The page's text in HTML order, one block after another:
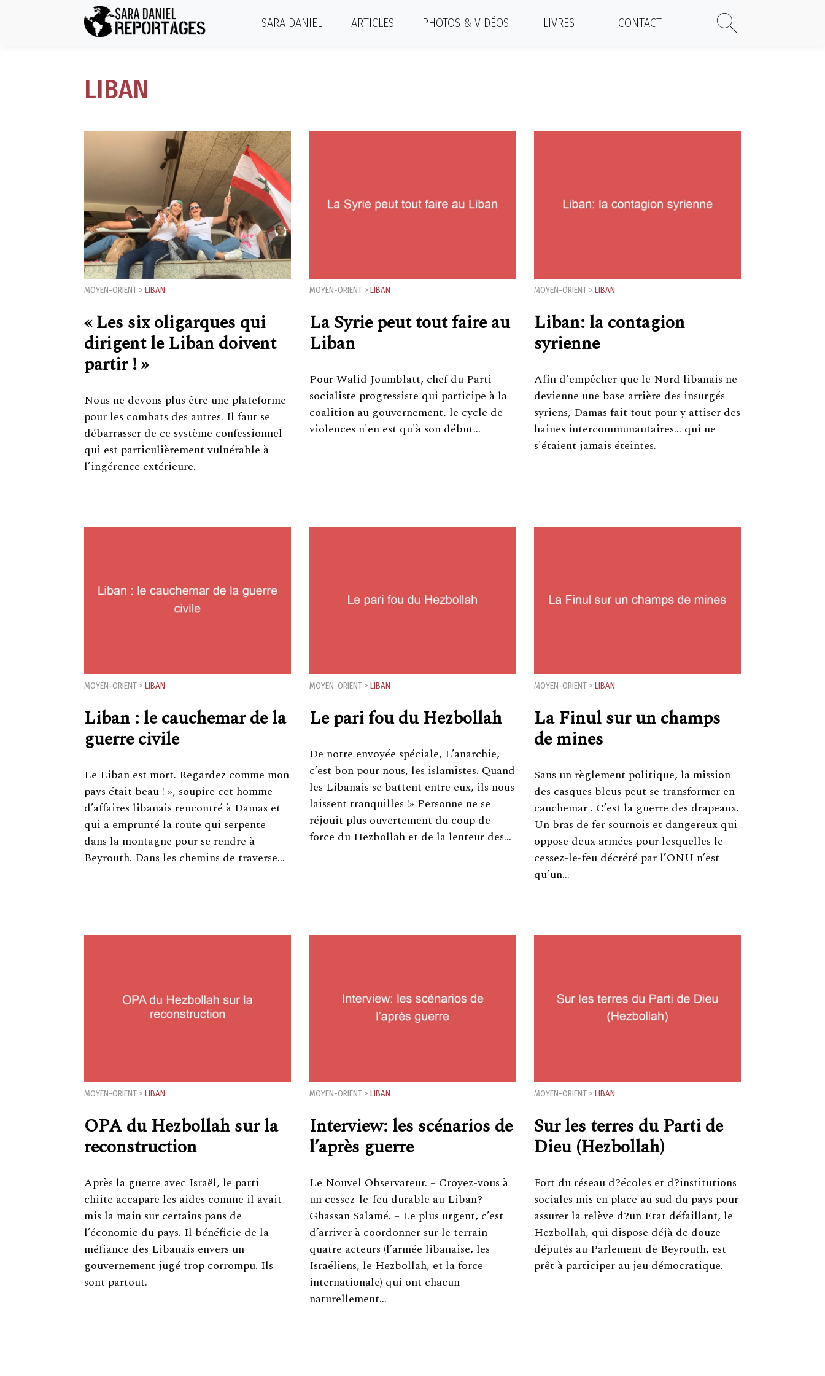
SARA DANIEL ARTICLES PHOTOS & VIDÉOS LIVRES CONTACT
LIBAN
MOYEN-ORIENT > LIBAN
« Les six oligarques qui
dirigent le Liban doivent
partir ! »
Nous ne devons plus être une plateforme
pour les combats des autres. Il faut se
débarrasser de ce système confessionnel
qui est particulièrement vulnérable à
l’ingérence extérieure.
MOYEN-ORIENT> LIBAN
La Syrie peut tout faire au
Liban
Pour Walid Joumblatt, chef du Parti
socialiste progressiste qui participe à la
coalition au gouvernement, le cycle de
violences n'en est qu'à son début…
MOYEN-ORIENT >LIBAN
Liban: la contagion
syrienne
Afin d'empêcher que le Nord libanais ne
devienne une base arrière des insurgés
syriens, Damas fait tout pour y attiser des
haines intercommunautaires… qui ne
s'étaient jamais éteintes.
MOYEN-ORIENT > LIBAN
Liban : le cauchemar de la
guerre civile
Le Liban est mort. Regardez comme mon
pays était beau ! », soupire cet homme
d’affaires libanais rencontré à Damas et
qui a emprunté la route qui serpente
dans la montagne pour se rendre à
Beyrouth. Dans les chemins de traverse…
MOYEN-ORIENT> LIBAN
Le pari fou du Hezbollah
De notre envoyée spéciale, L’anarchie,
c’est bon pour nous, les islamistes. Quand
les Libanais se battent entre eux, ils nous
laissent tranquilles !» Personne ne se
réjouit plus ouvertement du coup de
force du Hezbollah et de la lenteur des…
MOYEN-ORIENT >LIBAN
La Finul sur un champs
de mines
Sans un règlement politique, la mission
des casques bleus peut se transformer en
cauchemar . C’est la guerre des drapeaux.
Un bras de fer sournois et dangereux qui
oppose deux armées pour lesquelles le
cessez-le-feu décrété par l’ONU n’est
qu’un…
MOYEN-ORIENT > LIBAN
OPA du Hezbollah sur la
reconstruction
Après la guerre avec Israël, le parti
chiite accapare les aides comme il avait
mis la main sur certains pans de
l’économie du pays. Il bénéficie de la
méfiance des Libanais envers un
gouvernement jugé trop corrompu. Ils
sont partout.
MOYEN-ORIENT> LIBAN
Interview: les scénarios de
l’après guerre
Le Nouvel Observateur. – Croyez-vous à
un cessez-le-feu durable au Liban?
Ghassan Salamé. – Le plus urgent, c’est
d’arriver à coordonner sur le terrain
quatre acteurs (l’armée libanaise, les
Israéliens, le Hezbollah, et la force
internationale) qui ont chacun
naturellement…
MOYEN-ORIENT >LIBAN
Sur les terres du Parti de
Dieu (Hezbollah)
Fort du réseau d?écoles et d?institutions
sociales mis en place au sud du pays pour
assurer la relève d?un Etat défaillant, le
Hezbollah, qui dispose déjà de douze
députés au Parlement de Beyrouth, est
prêt à participer au jeu démocratique.